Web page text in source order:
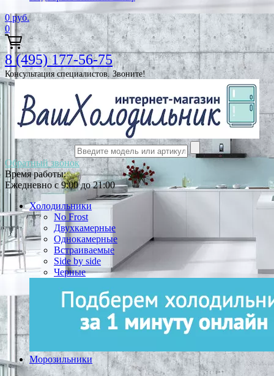
0 руб.
0
8 (495) 177-56-75
Консультация специалистов. Звоните!
Обратный звонок
Время работы:
Ежедневно с 9:00 до 21:00
Холодильники
No Frost
Двухкамерные
Однокамерные
Встраиваемые
Side by side
Черные
Морозильники